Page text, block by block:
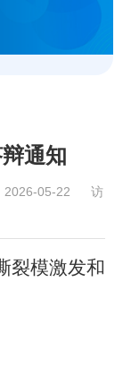
通知
2026-05-22
访
裂模激发和